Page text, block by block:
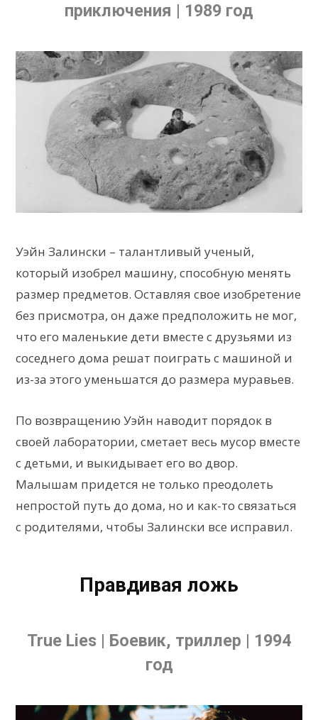
приключения | 1989 год
Уэйн Залински – талантливый ученый,
который изобрел машину, способную менять
размер предметов. Оставляя свое изобретение
без присмотра, он даже предположить не мог,
что его маленькие дети вместе с друзьями из
соседнего дома решат поиграть с машиной и
из-за этого уменьшатся до размера муравьев.
По возвращению Уэйн наводит порядок в
своей лаборатории, сметает весь мусор вместе
с детьми, и выкидывает его во двор.
Малышам придется не только преодолеть
непростой путь до дома, но и как-то связаться
с родителями, чтобы Залински все исправил.
Правдивая ложь
True Lies | Боевик, триллер | 1994
год